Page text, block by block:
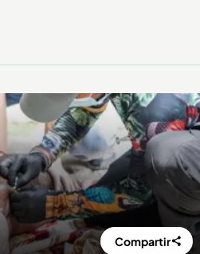
Compartir